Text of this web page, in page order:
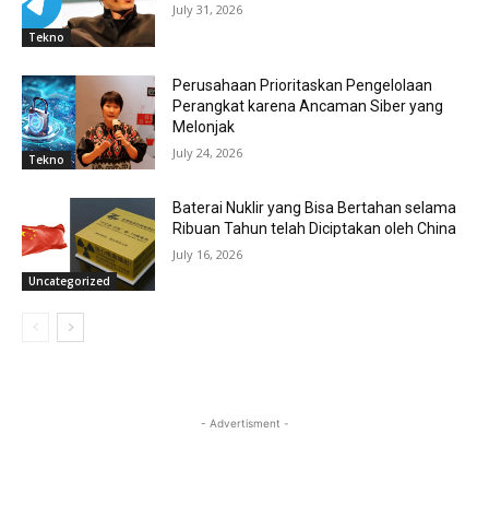
Tekno
July 31, 2026
Tekno
Perusahaan Prioritaskan Pengelolaan
Perangkat karena Ancaman Siber yang
Melonjak
July 24, 2026
Uncategorized
Baterai Nuklir yang Bisa Bertahan selama
Ribuan Tahun telah Diciptakan oleh China
July 16, 2026
- Advertisment -